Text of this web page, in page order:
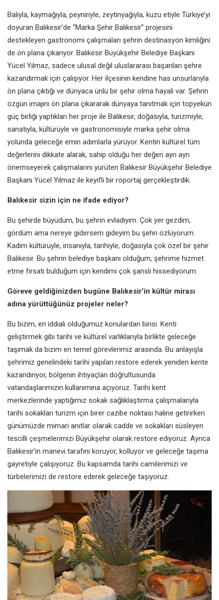
Balıyla, kaymağıyla, peyniriyle, zeytinyağıyla, kuzu etiyle Türkiye’yi
doyuran Balıkesir’de “Marka Şehir Balıkesir” projesini
destekleyen gastronomi çalışmaları şehrin destinasyon kimliğini
de ön plana çıkarıyor. Balıkesir Büyükşehir Belediye Başkanı
Yücel Yılmaz, sadece ulusal değil uluslararası başarıları şehre
kazandırmak için çalışıyor. Her ilçesinin kendine has unsurlarıyla
ön plana çıktığı ve dünyaca ünlü bir şehir olma hayali var. Şehrin
özgün imajını ön plana çıkararak dünyaya tanıtmak için topyekün
güç birliği yaptıkları her proje ile Balıkesir, doğasıyla, turizmiyle,
sanatıyla, kültürüyle ve gastronomisiyle marka şehir olma
yolunda geleceğe emin adımlarla yürüyor. Kentin kültürel tüm
değerlerini dikkate alarak, sahip olduğu her değeri ayrı ayrı
önemseyerek çalışmalarını yürüten Balıkesir Büyükşehir Belediye
Başkanı Yücel Yılmaz ile keyifli bir röportaj gerçekleştirdik.
Balıkesir sizin için ne ifade ediyor?
Bu şehirde büyüdüm, bu şehrin evladıyım. Çok yer gezdim,
gördüm ama nereye gidersem gideyim bu şehri özlüyorum.
Kadim kültürüyle, insanıyla, tarihiyle, doğasıyla çok özel bir şehir
Balıkesir. Bu şehrin belediye başkanı olduğum, şehrime hizmet
etme fırsatı bulduğum için kendimi çok şanslı hissediyorum.
Göreve geldiğinizden bugüne Balıkesir’in kültür mirası
adına yürüttüğünüz projeler neler?
Bu bizim, en iddialı olduğumuz konulardan birisi. Kenti
geliştirmek gibi tarihi ve kültürel varlıklarıyla birlikte geleceğe
taşımak da bizim en temel görevlerimiz arasında. Bu anlayışla
şehrimiz genelindeki tarihi yapıları restore ederek yeniden kente
kazandırıyor, bölgenin ihtiyaçları doğrultusunda
vatandaşlarımızın kullanımına açıyoruz. Tarihi kent
merkezlerinde yaptığımız sokak sağlıklaştırma çalışmalarıyla
tarihi sokakları turizm için birer cazibe noktası haline getirirken
günümüzde mimari anıtlar olarak cadde ve sokakları süsleyen
tescilli çeşmelerimizi Büyükşehir olarak restore ediyoruz. Ayrıca
Balıkesir’in manevi tarafını koruyor, kolluyor ve geleceğe taşıma
gayretiyle çalışıyoruz. Bu kapsamda tarihi camilerimizi ve
türbelerimizi de restore ederek geleceğe taşıyoruz.